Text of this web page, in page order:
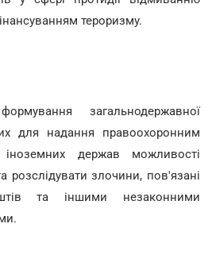
тероризму.
загальнодержавної
для надання правоохоронним
держав можливості
розслідувати злочини, пов'язані
та іншими незаконними